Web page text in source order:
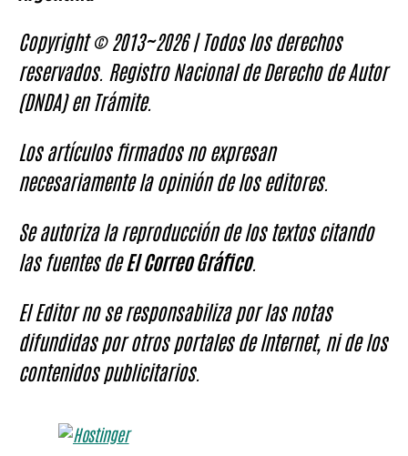
Copyright © 2013~2026 | Todos los derechos
reservados. Registro Nacional de Derecho de Autor
(DNDA) en Trámite.
Los artículos firmados no expresan
necesariamente la opinión de los editores.
Se autoriza la reproducción de los textos citando
las fuentes deEl Correo Gráfico.
El Editor no se responsabiliza por las notas
difundidas por otros portales de Internet, ni de los
contenidos publicitarios.